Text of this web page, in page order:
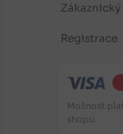
Registrace
Možnost
shopu.